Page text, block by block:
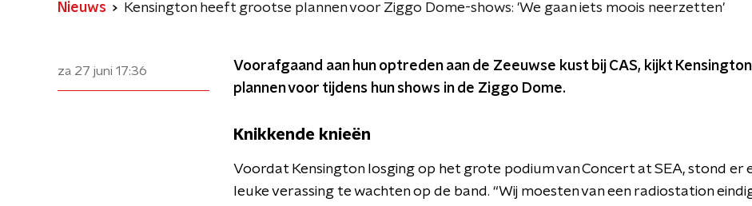
Nieuws Kensington heeft grootse plannen voor Ziggo Dome-shows: 'We gaan iets moois neerzetten'
za 27 juni 17:36
Voorafgaand aan hun optreden aan de Zeeuwse kust bij CAS, kijkt
plannen voor tijdens hun shows in de Ziggo Dome.
Knikkende knieën
Voordat Kensington losging op het grote podium van Concert at SEA, stond er
leuke verassing te wachten op de band. “Wij moesten van een radiostation